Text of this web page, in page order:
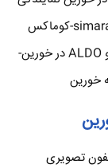
آیفون تصویری تابا-tabaالکتروپیک,سیماران-simaran-کوماکس
commax-کامکس camax-سوزوکی suzuki-آلدو ALDO در خورین-
خورین
تصویری